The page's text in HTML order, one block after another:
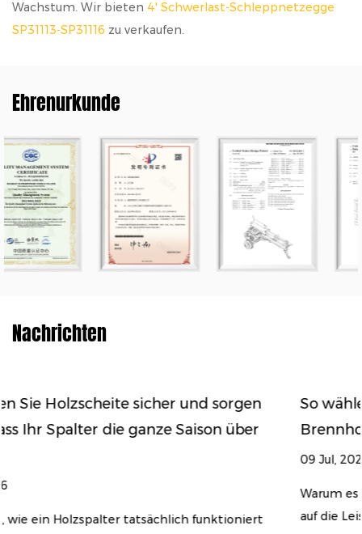
Wachstum. Wir bieten 4' Schwerlast-Schleppnetzegge
SP31113-SP31116 zu verkaufen.
Ehrenurkunde
Nachrichten
So wählen Sie den richtigen
Brennholzvolumen und Ihre Holzart
Warum es bei der Auswahl eines Holzspalters
auf die Leistung ankommt A Holzspalter ...